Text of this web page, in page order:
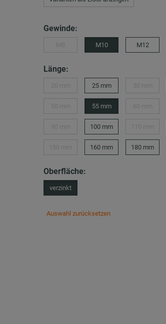
Gewinde:
M10 M12
Länge:
25 mm
55 mm
100 mm
160 mm 180 mm
Oberfläche:
verzinkt
Auswahl zurücksetzen